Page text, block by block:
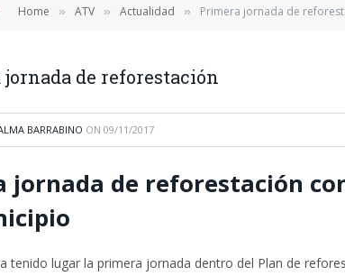
Home » ATV » Actualidad » Primera jornada de
de reforestación
BARRABINO ON 09/11/2017
jornada de reforestación
tenido lugar la primera jornada dentro del Plan de